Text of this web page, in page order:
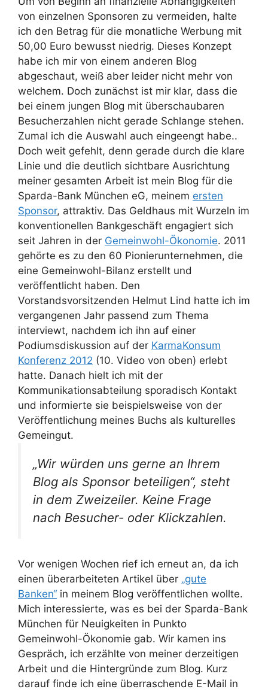
von einzelnen Sponsoren zu vermeiden, halte
ich den Betrag für die monatliche Werbung mit
50,00 Euro bewusst niedrig. Dieses Konzept
habe ich mir von einem anderen Blog
abgeschaut, weiß aber leider nicht mehr von
welchem. Doch zunächst ist mir klar, dass die
bei einem jungen Blog mit überschaubaren
Besucherzahlen nicht gerade Schlange stehen.
Zumal ich die Auswahl auch eingeengt habe..
Doch weit gefehlt, denn gerade durch die klare
Linie und die deutlich sichtbare Ausrichtung
meiner gesamten Arbeit ist mein Blog für die
Sparda-Bank München eG, meinem ersten
Sponsor, attraktiv. Das Geldhaus mit Wurzeln im
konventionellen Bankgeschäft engagiert sich
seit Jahren in der Gemeinwohl-Ökonomie. 2011
gehörte es zu den 60 Pionierunternehmen, die
eine Gemeinwohl-Bilanz erstellt und
veröffentlicht haben. Den
Vorstandsvorsitzenden Helmut Lind hatte ich im
vergangenen Jahr passend zum Thema
interviewt, nachdem ich ihn auf einer
Podiumsdiskussion auf der KarmaKonsum
Konferenz 2012 (10. Video von oben) erlebt
hatte. Danach hielt ich mit der
Kommunikationsabteilung sporadisch Kontakt
und informierte sie beispielsweise von der
Veröffentlichung meines Buchs als kulturelles
Gemeingut.
„Wir würden uns gerne an Ihrem
Blog als Sponsor beteiligen“, steht
in dem Zweizeiler. Keine Frage
nach Besucher- oder Klickzahlen.
Vor wenigen Wochen rief ich erneut an, da ich
einen überarbeiteten Artikel über „gute
Banken“ in meinem Blog veröffentlichen wollte.
Mich interessierte, was es bei der Sparda-Bank
München für Neuigkeiten in Punkto
Gemeinwohl-Ökonomie gab. Wir kamen ins
Gespräch, ich erzählte von meiner derzeitigen
Arbeit und die Hintergründe zum Blog. Kurz
darauf finde ich eine überraschende E-Mail in